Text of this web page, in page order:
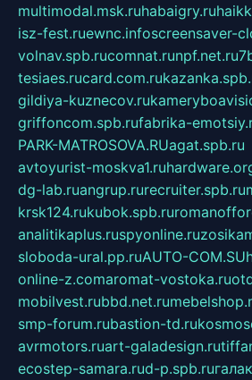
multimodal.msk.ruhabaigry.ru
isz-fest.ruewnc.infoscreensaver-
volnav.spb.rucomnat.runpf.net.ru
tesiaes.rucard.com.ru
gildiya-kuznecov.ru
griffoncom.spb.rufabrika-
PARK-MATROSOVA.RUagat.spb.ru
avtoyurist-moskva1.ru
dg-lab.ruangrup.rurecruiter.spb.ru
krsk124.rukubok.spb.ru
analitikaplus.ruspyonline.ru
sloboda-ural.pp.ruAUTO-COM.SU
online-z.comaromat-vostoka.ru
mobilvest.rubbd.net.ru
smp-forum.rubastion-td.ru
avrmotors.ruart-galadesign.ru
ecostep-samara.rud-p.spb.ru